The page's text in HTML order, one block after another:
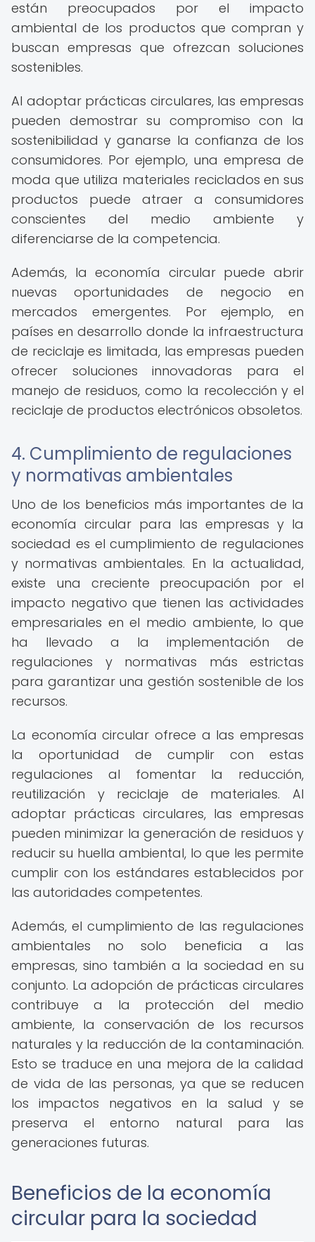
están preocupados por el impacto
ambiental de los productos que compran y
buscan empresas que ofrezcan soluciones
sostenibles.
Al adoptar prácticas circulares, las empresas
pueden demostrar su compromiso con la
sostenibilidad y ganarse la confianza de los
consumidores. Por ejemplo, una empresa de
moda que utiliza materiales reciclados en sus
productos puede atraer a consumidores
conscientes del medio ambiente y
diferenciarse de la competencia.
Además, la economía circular puede abrir
nuevas oportunidades de negocio en
mercados emergentes. Por ejemplo, en
países en desarrollo donde la infraestructura
de reciclaje es limitada, las empresas pueden
ofrecer soluciones innovadoras para el
manejo de residuos, como la recolección y el
reciclaje de productos electrónicos obsoletos.
4. Cumplimiento de regulaciones
y normativas ambientales
Uno de los beneficios más importantes de la
economía circular para las empresas y la
sociedad es el cumplimiento de regulaciones
y normativas ambientales. En la actualidad,
existe una creciente preocupación por el
impacto negativo que tienen las actividades
empresariales en el medio ambiente, lo que
ha llevado a la implementación de
regulaciones y normativas más estrictas
para garantizar una gestión sostenible de los
recursos.
La economía circular ofrece a las empresas
la oportunidad de cumplir con estas
regulaciones al fomentar la reducción,
reutilización y reciclaje de materiales. Al
adoptar prácticas circulares, las empresas
pueden minimizar la generación de residuos y
reducir su huella ambiental, lo que les permite
cumplir con los estándares establecidos por
las autoridades competentes.
Además, el cumplimiento de las regulaciones
ambientales no solo beneficia a las
empresas, sino también a la sociedad en su
conjunto. La adopción de prácticas circulares
contribuye a la protección del medio
ambiente, la conservación de los recursos
naturales y la reducción de la contaminación.
Esto se traduce en una mejora de la calidad
de vida de las personas, ya que se reducen
los impactos negativos en la salud y se
preserva el entorno natural para las
generaciones futuras.
Beneficios de la economía
circular para la sociedad